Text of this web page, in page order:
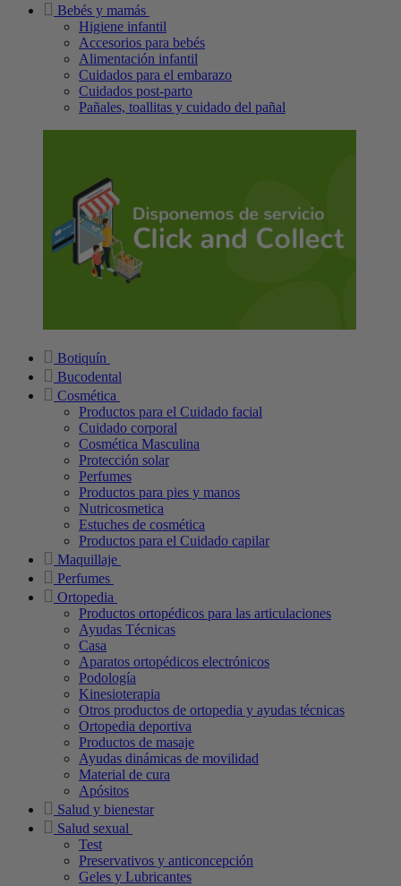
Bebés y mamás
Higiene infantil
Accesorios para bebés
Alimentación infantil
Cuidados para el embarazo
Cuidados post-parto
Pañales, toallitas y cuidado del pañal
Botiquín
Bucodental
Cosmética
Productos para el Cuidado facial
Cuidado corporal
Cosmética Masculina
Protección solar
Perfumes
Productos para pies y manos
Nutricosmetica
Estuches de cosmética
Productos para el Cuidado capilar
Maquillaje
Perfumes
Ortopedia
Productos ortopédicos para las articulaciones
Ayudas Técnicas
Casa
Aparatos ortopédicos electrónicos
Podología
Kinesioterapia
Otros productos de ortopedia y ayudas técnicas
Ortopedia deportiva
Productos de masaje
Ayudas dinámicas de movilidad
Material de cura
Apósitos
Salud y bienestar
Salud sexual
Test
Preservativos y anticoncepción
Geles y Lubricantes